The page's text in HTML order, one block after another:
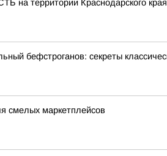
территории Краснодарского края
бефстроганов: секреты
смелых маркетплейсов